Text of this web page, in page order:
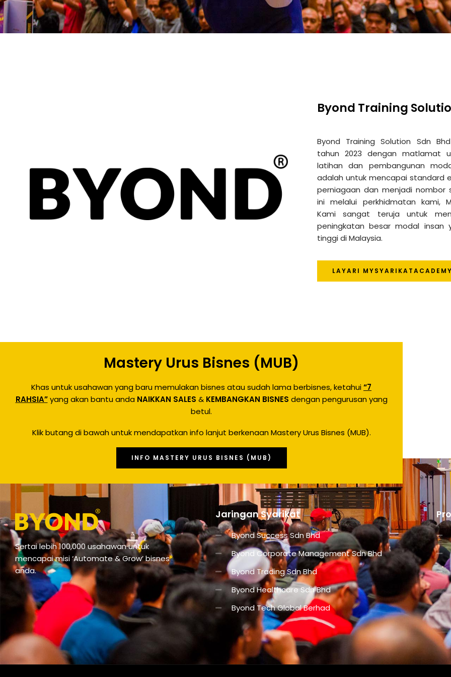
Byond Training
Byond Training Solution Sdn
tahun 2023 dengan matlamat
latihan dan pembangunan
adalah untuk mencapai standard
perniagaan dan menjadi nombor
ini melalui perkhidmatan kami,
Kami sangat teruja untuk
peningkatan besar modal insan
tinggi di Malaysia.
LAYARI
Mastery Urus Bisnes (MUB)
Khas untuk usahawan yang baru memulakan bisnes atau sudah lama berbisnes, ketahui“7
RAHSIA”yang akan bantu anda NAIKKAN SALES & KEMBANGKAN BISNES dengan pengurusan yang
betul.
Klik butang di bawah untuk mendapatkan info lanjut berkenaan Mastery Urus Bisnes (MUB).
INFO MASTERY URUS BISNES (MUB)
Sertai lebih 100,000 usahawan untuk
mencapai misi ‘Automate & Grow’ bisnes
anda.
Jaringan Syarikat
Byond Success Sdn Bhd
Byond Corporate Management Sdn Bhd
Byond Trading Sdn Bhd
Byond Healthcare Sdn Bhd
Byond Tech Global Berhad